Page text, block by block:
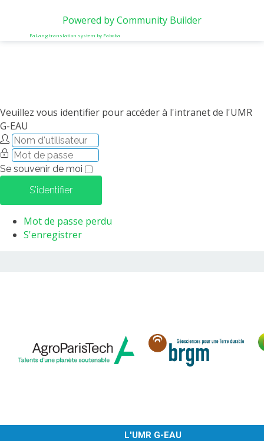
Powered by Community Builder
FaLang translation system by Faboba
Veuillez vous identifier pour accéder à l'intranet de l'UMR
G-EAU
Se souvenir de moi
S'identifier
Mot de passe perdu
S'enregistrer
L'UMR G-EAU